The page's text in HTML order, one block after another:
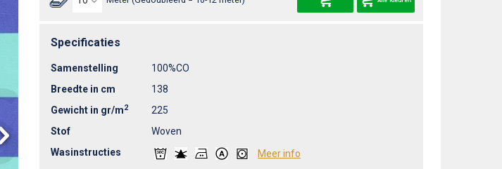
Specificaties
Samenstelling
100%CO
Breedte in cm
138
Gewicht in gr/m2
225
Stof
Woven
Wasinstructies
Meer info